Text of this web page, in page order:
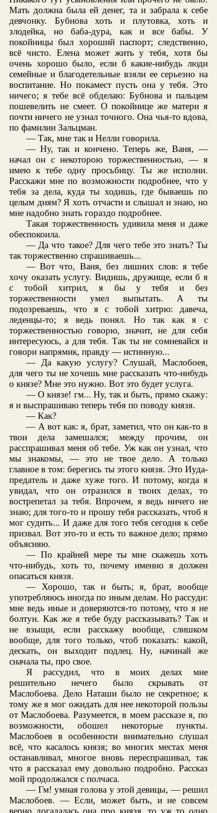
Мать должна была ей денег, та и забрала к себе
девчонку. Бубнова хоть и плутовка, хоть и
злодейка, но баба-дура, как и все бабы. У
покойницы был хороший паспорт; следственно,
всё чисто. Елена может жить у тебя, хотя бы
очень хорошо было, если б какие-нибудь люди
семейные и благодетельные взяли ее серьезно на
воспитание. Но покамест пусть она у тебя. Это
ничего; я тебе всё обделаю: Бубнова и пальцем
пошевелить не смеет. О покойнице же матери я
почти ничего не узнал точного. Она чья-то вдова,
по фамилии Зальцман.
— Так, мне так и Нелли говорила.
— Ну, так и кончено. Теперь же, Ваня, —
начал он с некоторою торжественностью, — я
имею к тебе одну просьбицу. Ты же исполни.
Расскажи мне по возможности подробнее, что у
тебя за дела, куда ты ходишь, где бываешь по
целым дням? Я хоть отчасти и слышал и знаю, но
мне надобно знать гораздо подробнее.
Такая торжественность удивила меня и даже
обеспокоила.
— Да что такое? Для чего тебе это знать? Ты
так торжественно спрашиваешь...
— Вот что, Ваня, без лишних слов: я тебе
хочу оказать услугу. Видишь, дружище, если б я
с тобой хитрил, я бы у тебя и без
торжественности умел выпытать. А ты
подозреваешь, что я с тобой хитрю: давеча,
леденцы-то; я ведь понял. Но так как я с
торжественностью говорю, значит, не для себя
интересуюсь, а для тебя. Так ты не сомневайся и
говори напрямик, правду — истинную...
— Да какую услугу? Слушай, Маслобоев,
для чего ты не хочешь мне рассказать что-нибудь
о князе? Мне это нужно. Вот это будет услуга.
— О князе! гм... Ну, так и быть, прямо скажу:
я и выспрашиваю теперь тебя по поводу князя.
— Как?
— А вот как: я, брат, заметил, что он как-то в
твои дела замешался; между прочим, он
расспрашивал меня об тебе. Уж как он узнал, что
мы знакомы, — это не твое дело. А только
главное в том: берегись ты этого князя. Это Иуда-
предатель и даже хуже того. И потому, когда я
увидал, что он отразился в твоих делах, то
вострепетал за тебя. Впрочем, я ведь ничего не
знаю; для того-то и прошу тебя рассказать, чтоб я
мог судить... И даже для того тебя сегодня к себе
призвал. Вот это-то и есть то важное дело; прямо
объясняю.
— По крайней мере ты мне скажешь хоть
что-нибудь, хоть то, почему именно я должен
опасаться князя.
— Хорошо, так и быть; я, брат, вообще
употребляюсь иногда по иным делам. Но рассуди:
мне ведь иные и доверяются-то потому, что я не
болтун. Как же я тебе буду рассказывать? Так и
не взыщи, если расскажу вообще, слишком
вообще, для того только, чтоб показать: какой,
дескать, он выходит подлец. Ну, начинай же
сначала ты, про свое.
Я рассудил, что в моих делах мне
решительно нечего было скрывать от
Маслобоева. Дело Наташи было не секретное; к
тому же я мог ожидать для нее некоторой пользы
от Маслобоева. Разумеется, в моем рассказе я, по
возможности, обошел некоторые пункты.
Маслобоев в особенности внимательно слушал
всё, что касалось князя; во многих местах меня
останавливал, многое вновь переспрашивал, так
что я рассказал ему довольно подробно. Рассказ
мой продолжался с полчаса.
— Гм! умная голова у этой девицы, — решил
Маслобоев. — Если, может быть, и не совсем
верно догадалась она про князя, то уж то одно